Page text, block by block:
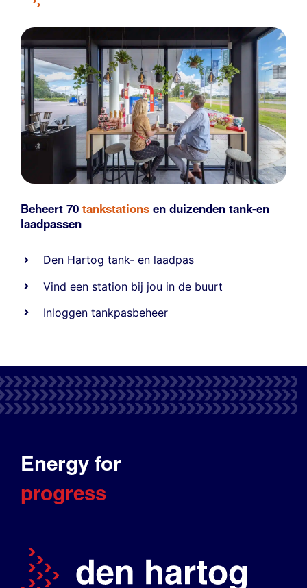
Beheert 70 tankstations en duizenden tank-en
laadpassen
Den Hartog tank- en laadpas
Vind een station bij jou in de buurt
Inloggen tankpasbeheer
Energy for
progress